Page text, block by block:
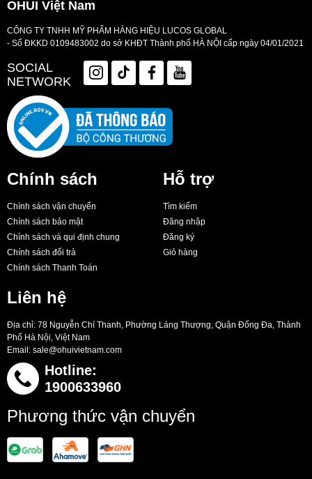
OHUI Việt Nam
CÔNG TY TNHH MỸ PHẨM HÀNG HIỆU LUCOS GLOBAL
- Số ĐKKD 0109483002 do sở KHĐT Thành phố HÀ NỘI cấp ngày 04/01/2021
SOCIAL
NETWORK
Chính sách
Chính sách vận chuyển
Chính sách bảo mật
Chính sách và qui định chung
Chính sách đổi trả
Chính sách Thanh Toán
Hỗ trợ
Tìm kiếm
Đăng nhập
Đăng ký
Giỏ hàng
Liên hệ
Địa chỉ: 78 Nguyễn Chí Thanh, Phường Láng Thượng, Quận Đống Đa, Thành
Phố Hà Nội, Việt Nam
Email: sale@ohuivietnam.com
Hotline:
1900633960
Phương thức vận chuyển